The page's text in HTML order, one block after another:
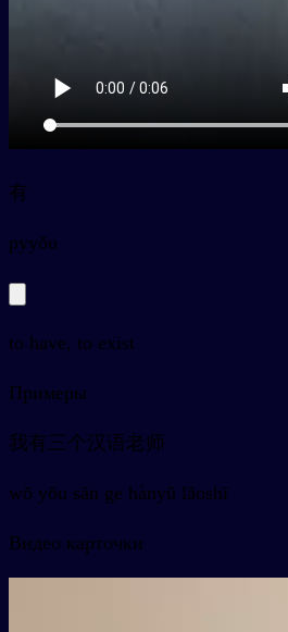
有
pyyǒu
to have, to exist
Примеры
我有三个汉语老师
wǒ yǒu sān ge hànyǔ lǎoshī
Видео карточки